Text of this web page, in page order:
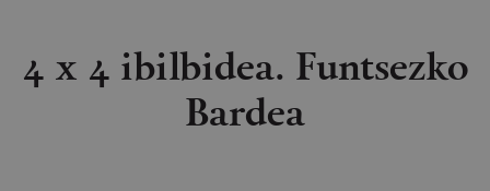
4 x 4 ibilbidea. Funtsezko
Bardea